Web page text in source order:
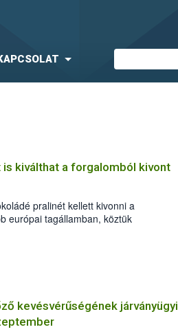
kiválthat a forgalomból kivont
pralinét kellett kivonni a
európai tagállamban, köztük
3-án este érkezett az
riasztási rendszerén
kevésvérűségének járványügyi